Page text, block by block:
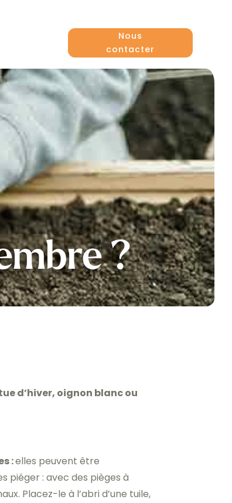
Nous
contacter
?
d’hiver, oignon blanc ou
:elles peuvent être
piéger : avec des pièges à
Placez-le à l’abri d’une tuile,